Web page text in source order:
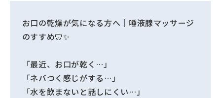
お口の乾燥が気になる方へ｜唾液腺マッサージ
のすすめ🦷✨
「最近、お口が乾く…」
「ネバつく感じがする…」
「水を飲まないと話しにくい…」